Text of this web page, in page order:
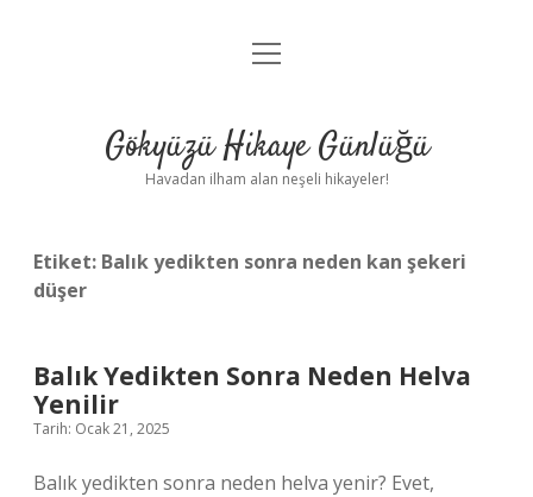
Anasayfa
Yasal Uyarı
menüyü
Gökyüzü Hikaye Günlüğü
Havadan ilham alan neşeli hikayeler!
Etiket: Balık yedikten sonra neden kan şekeri
düşer
Balık Yedikten Sonra Neden Helva
Yenilir
Tarih: Ocak 21, 2025
Balık yedikten sonra neden helva yenir? Evet,